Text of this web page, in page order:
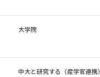
大学院
中大と研究する（産学官連携）